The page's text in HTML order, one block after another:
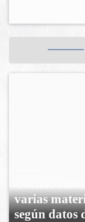
varias
según datos